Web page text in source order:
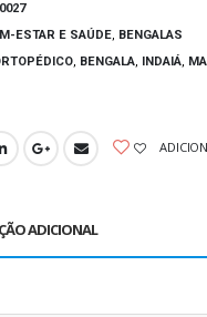
ESTAR E SAÚDE, BENGALAS
BENGALA INDAIÁ
ADICIONAL